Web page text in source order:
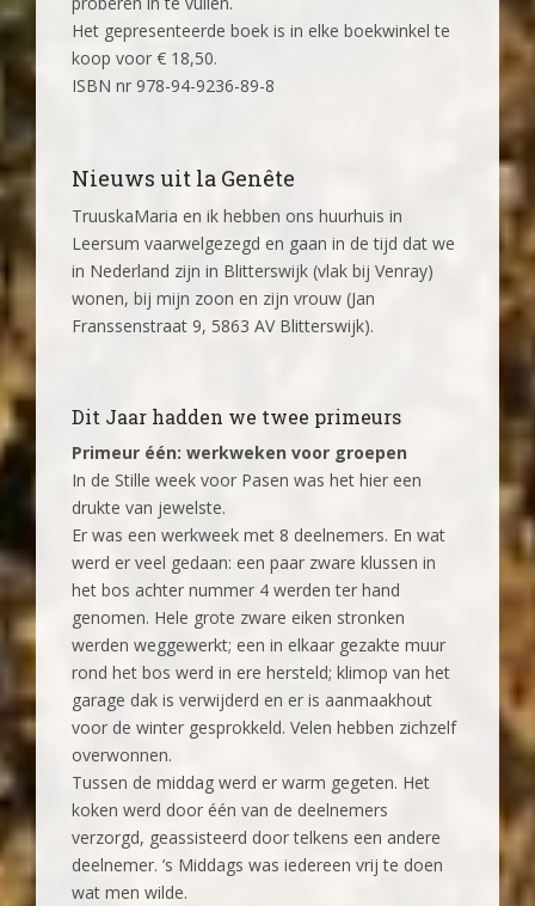
Het gepresenteerde boek is in elke boekwinkel te
koop voor € 18,50.
ISBN nr 978-94-9236-89-8
Nieuws uit la Genête
TruuskaMaria en ik hebben ons huurhuis in
Leersum vaarwelgezegd en gaan in de tijd dat we
in Nederland zijn in Blitterswijk (vlak bij Venray)
wonen, bij mijn zoon en zijn vrouw (Jan
Franssenstraat 9, 5863 AV Blitterswijk).
Dit Jaar hadden we twee primeurs
Primeur één: werkweken voor groepen
In de Stille week voor Pasen was het hier een
drukte van jewelste.
Er was een werkweek met 8 deelnemers. En wat
werd er veel gedaan: een paar zware klussen in
het bos achter nummer 4 werden ter hand
genomen. Hele grote zware eiken stronken
werden weggewerkt; een in elkaar gezakte muur
rond het bos werd in ere hersteld; klimop van het
garage dak is verwijderd en er is aanmaakhout
voor de winter gesprokkeld. Velen hebben zichzelf
overwonnen.
Tussen de middag werd er warm gegeten. Het
koken werd door één van de deelnemers
verzorgd, geassisteerd door telkens een andere
deelnemer. ’s Middags was iedereen vrij te doen
wat men wilde.